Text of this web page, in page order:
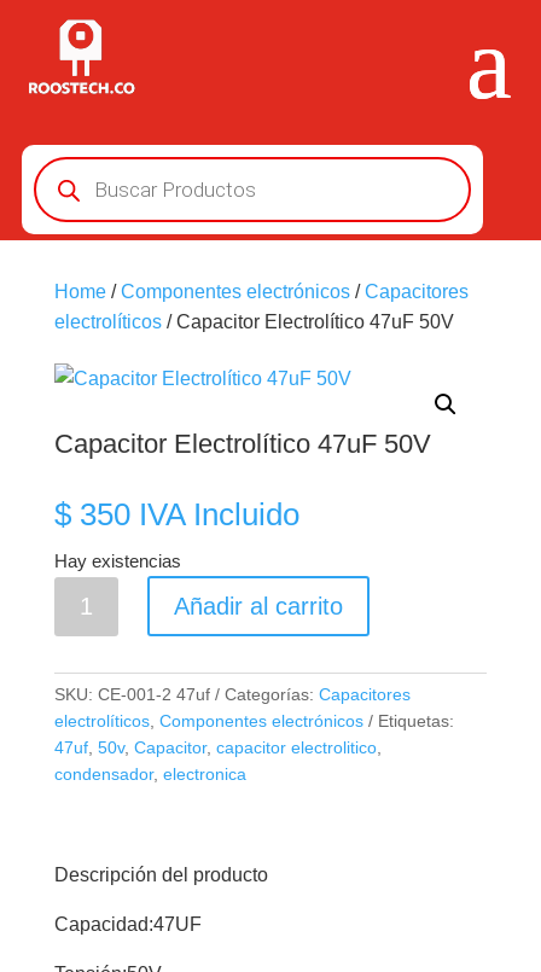
Búsqueda
de
productos
Home/Componentes electrónicos/Capacitores
electrolíticos/ Capacitor Electrolítico 47uF 50V
Capacitor Electrolítico 47uF 50V
$350 IVA Incluido
Hay existencias
Electrolítico
cantidad
Añadir al carrito
SKU: CE-001-2 47uf Categorías: Capacitores
electrolíticos, Componentes electrónicos
Etiquetas:
47uf, 50v, Capacitor, capacitor electrolitico,
condensador, electronica
Descripción del producto
Capacidad:47UF